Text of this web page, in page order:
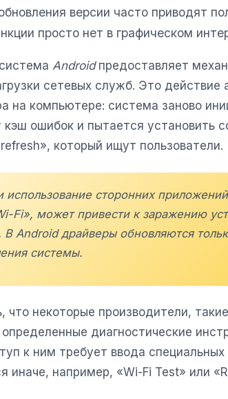
версии часто приводят
просто нет в графическом
Androidпредоставляет
сетевых служб. Это действие
на компьютере: система заново
ошибок и пытается установить
который ищут пользователи.
сторонних
Fi», может привести к заражению
Android драйверы обновляются
системы.
что некоторые производители,
диагностические
к ним требует ввода
иначе, например, «Wi-Fi Test» или